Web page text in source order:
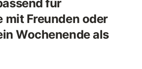
für
mit Freunden oder
Wochenende als